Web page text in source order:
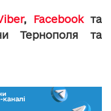
, Facebookта
Тернополя та